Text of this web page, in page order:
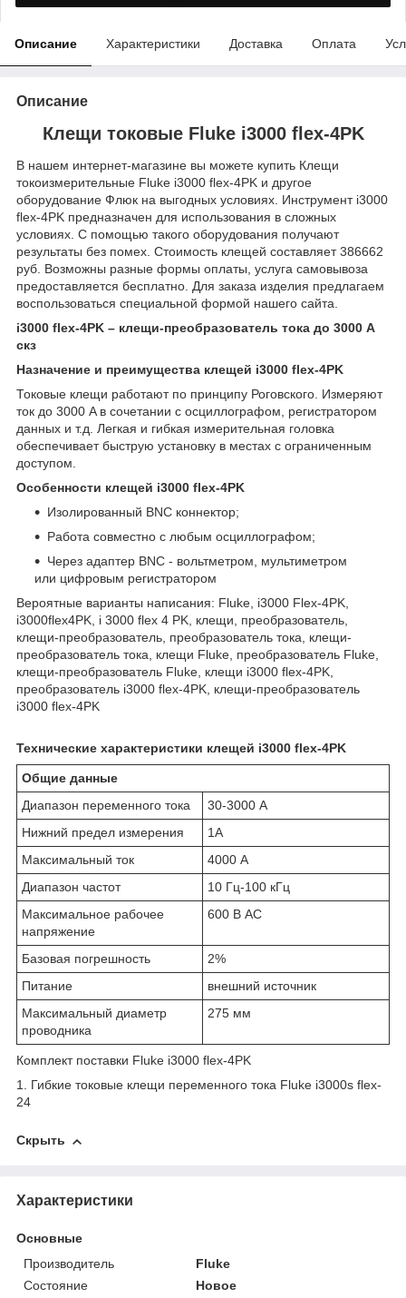
Описание Характеристики Доставка Оплата
Описание
Клещи токовые Fluke i3000 flex-4PK
В нашем интернет-магазине вы можете купить Клещи
токоизмерительные Fluke i3000 flex-4PK и другое
оборудование Флюк на выгодных условиях. Инструмент i3000
flex-4PK предназначен для использования в сложных
условиях. С помощью такого оборудования получают
результаты без помех. Стоимость клещей составляет 386662
руб. Возможны разные формы оплаты, услуга самовывоза
предоставляется бесплатно. Для заказа изделия предлагаем
воспользоваться специальной формой нашего сайта.
i3000 flex-4PK – клещи-преобразователь тока до 3000 А
скз
Назначение и преимущества клещей i3000 flex-4PK
Токовые клещи работают по принципу Роговского. Измеряют
ток до 3000 A в сочетании с осциллографом, регистратором
данных и т.д. Легкая и гибкая измерительная головка
обеспечивает быструю установку в местах с ограниченным
доступом.
Особенности клещей i3000 flex-4PK
Изолированный BNC коннектор;
Работа совместно с любым осциллографом;
Через адаптер BNC - вольтметром, мультиметром
или цифровым регистратором
Вероятные варианты написания: Fluke, i3000 Flex-4PK,
i3000flex4PK, i 3000 flex 4 PK, клещи, преобразователь,
клещи-преобразователь, преобразователь тока, клещи-
преобразователь тока, клещи Fluke, преобразователь Fluke,
клещи-преобразователь Fluke, клещи i3000 flex-4PK,
преобразователь i3000 flex-4PK, клещи-преобразователь
i3000 flex-4PK
Технические характеристики клещей i3000 flex-4PK
Общие данные
Диапазон переменного тока
30-3000 А
Нижний предел измерения
1А
Максимальный ток
4000 А
Диапазон частот
10 Гц-100 кГц
Максимальное рабочее
напряжение
600 В АС
Базовая погрешность
2%
Питание
внешний источник
Максимальный диаметр
проводника
275 мм
Комплект поставки Fluke i3000 flex-4PK
1. Гибкие токовые клещи переменного тока Fluke i3000s flex-
24
Скрыть
Характеристики
Основные
Производитель
Fluke
Состояние
Новое